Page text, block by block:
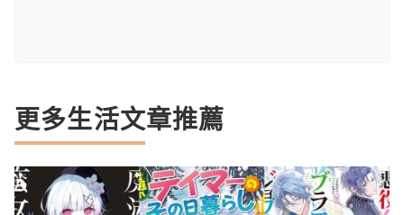
更多生活文章推薦